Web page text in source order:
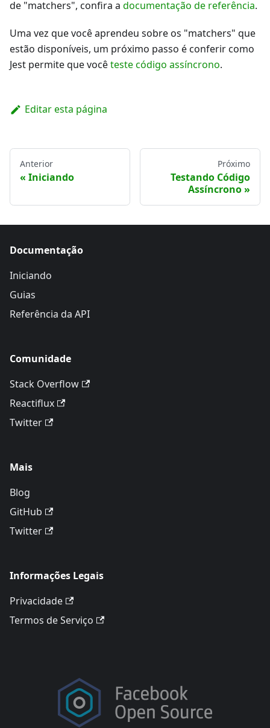
de "matchers", confira a documentação de referência.
Uma vez que você aprendeu sobre os "matchers" que
estão disponíveis, um próximo passo é conferir como
Jest permite que vocêteste código assíncrono.
Editar esta página
Anterior
Iniciando
Próximo
Testando Código
Assíncrono
Documentação
Iniciando
Guias
Referência da API
Comunidade
Stack Overflow
Reactiflux
Twitter
Mais
Blog
GitHub
Twitter
Informações Legais
Privacidade
Termos de Serviço